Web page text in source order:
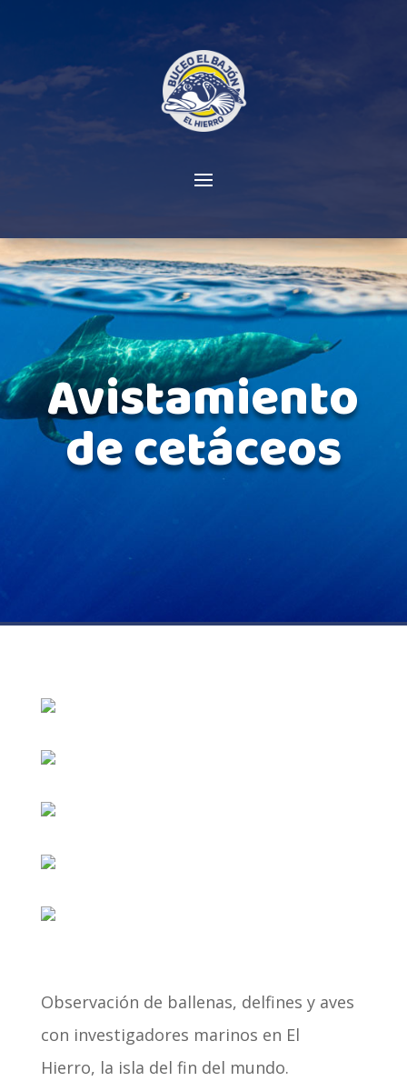
Avistamiento
de cetáceos
Observación de ballenas, delfines y aves
con investigadores marinos en El
Hierro, la isla del fin del mundo.